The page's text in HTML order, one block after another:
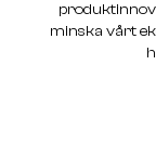
minska vårt